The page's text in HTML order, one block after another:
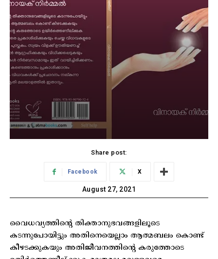
Share post:
Facebook X
August 27, 2021
വൈധവ്യത്തിന്റെ തിക്താനുഭവങ്ങളിലൂടെ
കടന്നുപോയിട്ടും അതിനെയെല്ലാം ആത്മബലം കൊണ്ട്
കീഴടക്കുകയും അതിജീവനത്തിന്റെ കരുത്തോടെ